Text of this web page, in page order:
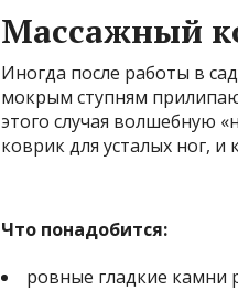
Массажный
Иногда после работы в
мокрым ступням
этого случая волшебную
коврик для усталых ног, и
Что понадобится:
ровные гладкие камни